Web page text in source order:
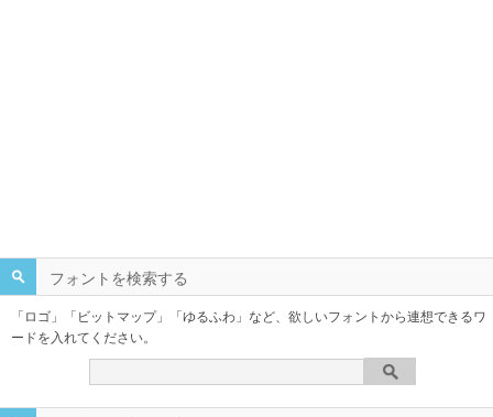
フォントを検索する
「ロゴ」「ビットマップ」「ゆるふわ」など、欲しいフォントから連想できるワ
ードを入れてください。